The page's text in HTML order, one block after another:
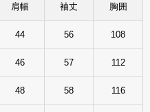
肩幅 袖丈 胸囲
44 56 108
46 57 112
48 58 116